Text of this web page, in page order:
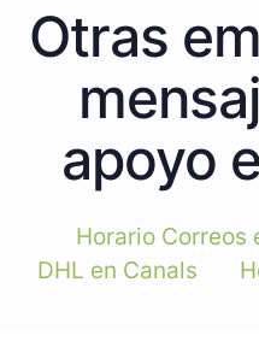
Otras
apoyo
Horario Correos
DHL en Canals